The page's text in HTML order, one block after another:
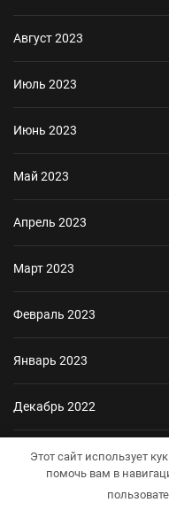
Август 2023
Июль 2023
Июнь 2023
Май 2023
Апрель 2023
Март 2023
Февраль 2023
Январь 2023
Декабрь 2022
Ноябрь 2022
Этот сайт использует
помочь вам в